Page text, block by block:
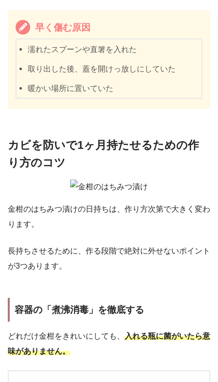
早く傷む原因
濡れたスプーンや直箸を入れた
取り出した後、蓋を開けっ放しにしていた
暖かい場所に置いていた
カビを防いで1ヶ月持たせるための作
り方のコツ
金柑のはちみつ漬けの日持ちは、作り方次第で大きく変わ
ります。
長持ちさせるために、作る段階で絶対に外せないポイント
が3つあります。
容器の「煮沸消毒」を徹底する
どれだけ金柑をきれいにしても、 入れる瓶に菌がいたら意
味がありません。